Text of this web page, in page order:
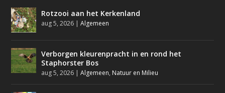
Rotzooi aan het Kerkenland
aug 5, 2026 |Algemeen
Verborgen kleurenpracht in en rond het
Staphorster Bos
aug 5, 2026 |Algemeen, Natuur en Milieu